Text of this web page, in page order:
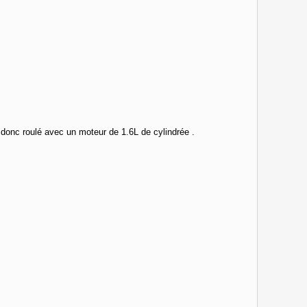
roulé avec un moteur de 1.6L de cylindrée .